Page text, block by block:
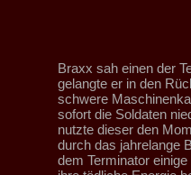
Braxx sah einen der
gelangte er in den
schwere
sofort die Soldaten
nutzte dieser den
durch das jahrelange
dem Terminator